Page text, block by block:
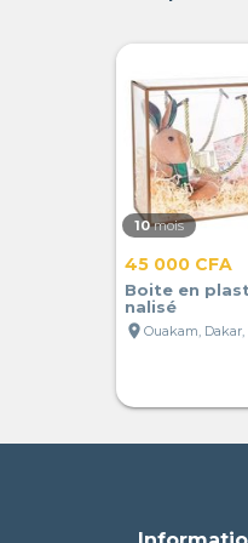
10 mois
45 000 CFA
Boite en
nalisé
location_on Ouakam, Dakar,